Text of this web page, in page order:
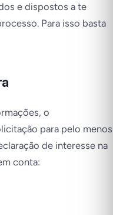
e dispostos a te
Para isso basta
o
para pelo menos
de interesse na
conta: